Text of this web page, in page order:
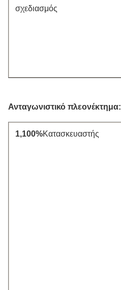
σχεδιασμός
Ανταγωνιστικό πλεονέκτημα:
1,100%Κατασκευαστής